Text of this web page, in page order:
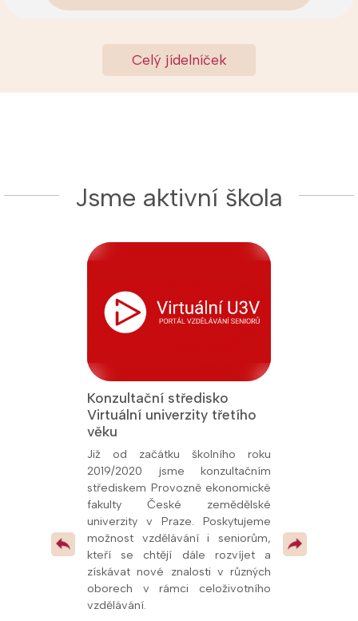
Celý jídelníček
Jsme aktivní škola
republice
v
Konzultační středisko
Virtuální univerzity třetího
věku
Již od začátku školního roku
2019/2020 jsme konzultačním
střediskem Provozně ekonomické
fakulty České zemědělské
univerzity v Praze. Poskytujeme
možnost vzdělávání i seniorům,
kteří se chtějí dále rozvíjet a
získávat nové znalosti v různých
oborech v rámci celoživotního
vzdělávání.
odborných